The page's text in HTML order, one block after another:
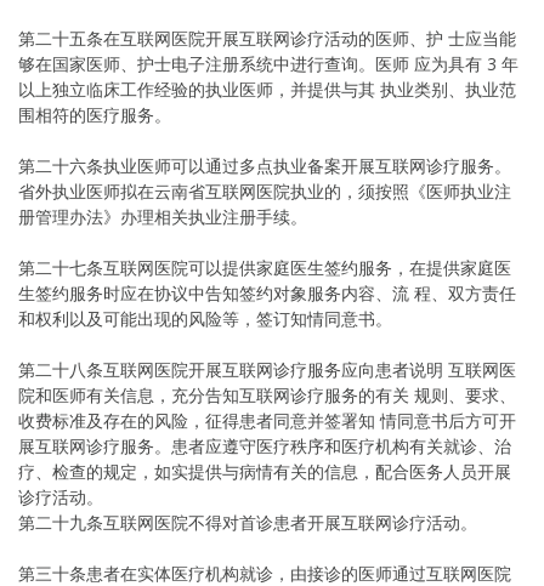
第二十五条在互联网医院开展互联网诊疗活动的医师、护 士应当能
够在国家医师、护士电子注册系统中进行查询。医师 应为具有 3 年
以上独立临床工作经验的执业医师，并提供与其 执业类别、执业范
围相符的医疗服务。
第二十六条执业医师可以通过多点执业备案开展互联网诊疗服务。
省外执业医师拟在云南省互联网医院执业的，须按照《医师执业注
册管理办法》办理相关执业注册手续。
第二十七条互联网医院可以提供家庭医生签约服务，在提供家庭医
生签约服务时应在协议中告知签约对象服务内容、流 程、双方责任
和权利以及可能出现的风险等，签订知情同意书。
第二十八条互联网医院开展互联网诊疗服务应向患者说明 互联网医
院和医师有关信息，充分告知互联网诊疗服务的有关 规则、要求、
收费标准及存在的风险，征得患者同意并签署知 情同意书后方可开
展互联网诊疗服务。患者应遵守医疗秩序和医疗机构有关就诊、治
疗、检查的规定，如实提供与病情有关的信息，配合医务人员开展
诊疗活动。
第二十九条互联网医院不得对首诊患者开展互联网诊疗活动。
第三十条患者在实体医疗机构就诊，由接诊的医师通过互联网医院